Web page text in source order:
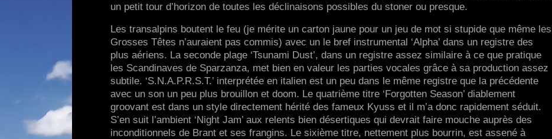
un petit tour d’horizon de toutes les déclinaisons possibles du stoner ou presque.
Les transalpins boutent le feu (je mérite un carton jaune pour un jeu de mot si stupide que même les
Grosses Têtes n’auraient pas commis) avec un le bref instrumental ‘Alpha’ dans un registre des
plus aériens. La seconde plage ‘Tsunami Dust’, dans un registre assez similaire à ce que pratique
les Scandinaves de Sparzanza, met bien en valeur les parties vocales grâce à sa production assez
subtile. ‘S.N.A.P.R.S.T.’ interprétée en italien est un peu dans le même registre que la précédente
avec un son un peu plus brouillon et doom. Le quatrième titre ‘Forgotten Season’ diablement
groovant est dans un style directement hérité des fameux Kyuss et il m’a donc rapidement séduit.
S’en suit l’ambient ‘Night Jam’ aux relents bien désertiques qui devrait faire mouche auprès des
inconditionnels de Brant et ses frangins. Le sixième titre, nettement plus bourrin, est assené à